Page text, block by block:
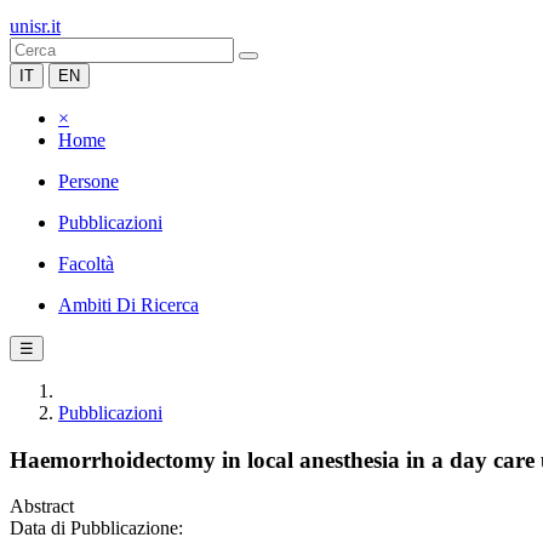
unisr.it
IT EN
×
Home
Persone
Pubblicazioni
Facoltà
Ambiti Di Ricerca
☰
Pubblicazioni
Haemorrhoidectomy in local anesthesia in a day
Abstract
Data di Pubblicazione: